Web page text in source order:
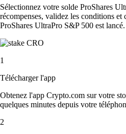
Sélectionnez votre solde ProShares
récompenses, validez les conditions
ProShares UltraPro S&P 500 est lancé.
1
Télécharger l'app
Obtenez l'app Crypto.com sur votre
quelques minutes depuis votre
2